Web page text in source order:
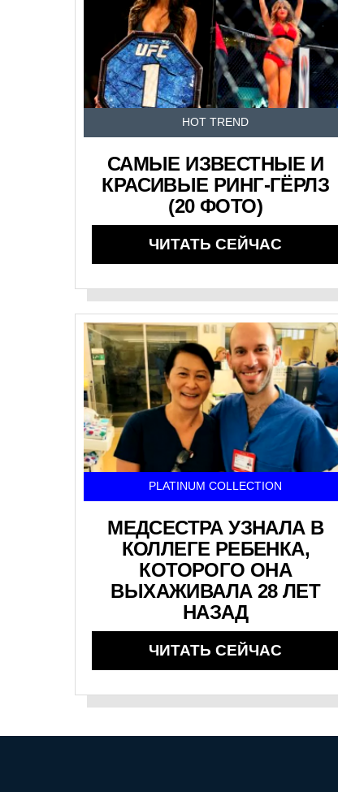
HOT TREND
САМЫЕ ИЗВЕСТНЫЕ И
КРАСИВЫЕ РИНГ-ГЁРЛЗ
(20 ФОТО)
ЧИТАТЬ СЕЙЧАС
PLATINUM COLLECTION
МЕДСЕСТРА УЗНАЛА В
КОЛЛЕГЕ РЕБЕНКА,
КОТОРОГО ОНА
ВЫХАЖИВАЛА 28 ЛЕТ
НАЗАД
ЧИТАТЬ СЕЙЧАС